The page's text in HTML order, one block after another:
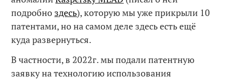
подробно здесь), которую мы уже прикрыли 10
патентами, но на самом деле здесь есть ещё
куда развернуться.
В частности, в 2022г. мы подали патентную
заявку на технологию использования